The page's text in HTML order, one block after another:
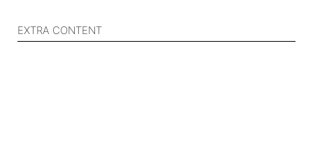
EXTRA CONTENT